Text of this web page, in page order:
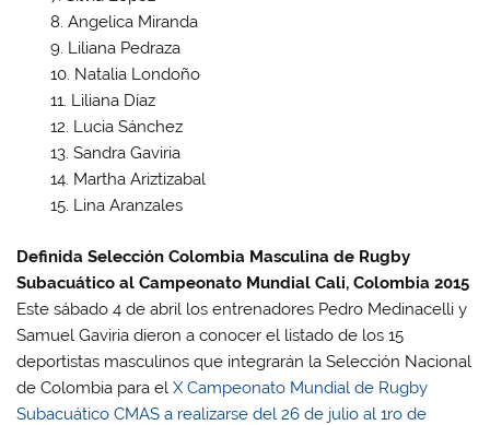
Angelica Miranda
Liliana Pedraza
Natalia Londoño
Liliana Díaz
Lucia Sánchez
Sandra Gaviria
Martha Ariztizabal
Lina Aranzales
Definida Selección Colombia Masculina de Rugby
Subacuático al Campeonato Mundial Cali, Colombia 2015
Este sábado 4 de abril los entrenadores Pedro Medinacelli y
Samuel Gaviria dieron a conocer el listado de los 15
deportistas masculinos que integrarán la Selección Nacional
de Colombia para elX Campeonato Mundial de Rugby
Subacuático CMAS a realizarse del 26 de julio al 1ro de